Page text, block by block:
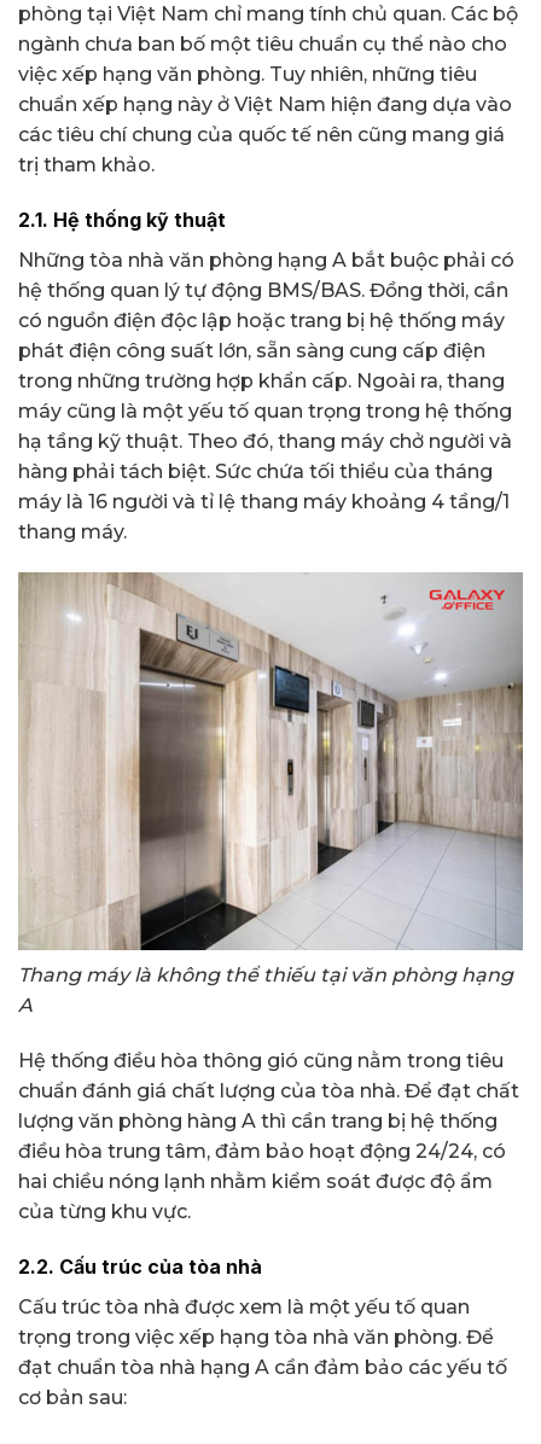
phòng tại Việt Nam chỉ mang tính chủ quan. Các bộ
ngành chưa ban bố một tiêu chuẩn cụ thể nào cho
việc xếp hạng văn phòng. Tuy nhiên, những tiêu
chuẩn xếp hạng này ở Việt Nam hiện đang dựa vào
các tiêu chí chung của quốc tế nên cũng mang giá
trị tham khảo.
2.1. Hệ thống kỹ thuật
Những tòa nhà văn phòng hạng A bắt buộc phải có
hệ thống quan lý tự động BMS/BAS. Đồng thời, cần
có nguồn điện độc lập hoặc trang bị hệ thống máy
phát điện công suất lớn, sẵn sàng cung cấp điện
trong những trường hợp khẩn cấp. Ngoài ra, thang
máy cũng là một yếu tố quan trọng trong hệ thống
hạ tầng kỹ thuật. Theo đó, thang máy chở người và
hàng phải tách biệt. Sức chứa tối thiểu của tháng
máy là 16 người và tỉ lệ thang máy khoảng 4 tầng/1
thang máy.
Thang máy là không thể thiếu tại văn phòng hạng
A
Hệ thống điều hòa thông gió cũng nằm trong tiêu
chuẩn đánh giá chất lượng của tòa nhà. Để đạt chất
lượng văn phòng hàng A thì cần trang bị hệ thống
điều hòa trung tâm, đảm bảo hoạt động 24/24, có
hai chiều nóng lạnh nhằm kiểm soát được độ ẩm
của từng khu vực.
2.2. Cấu trúc của tòa nhà
Cấu trúc tòa nhà được xem là một yếu tố quan
trọng trong việc xếp hạng tòa nhà văn phòng. Để
đạt chuẩn tòa nhà hạng A cần đảm bảo các yếu tố
cơ bản sau: